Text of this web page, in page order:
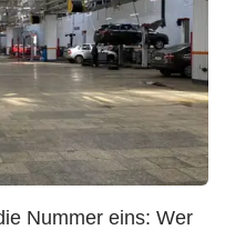
Nummer eins: Wer